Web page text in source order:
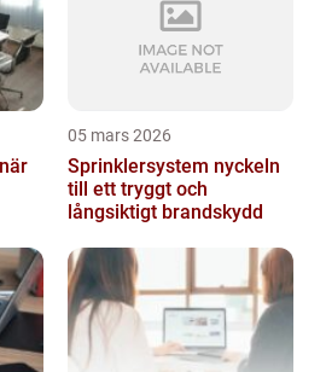
05 mars 2026
Sprinklersystem nyckeln
till ett tryggt och
långsiktigt brandskydd